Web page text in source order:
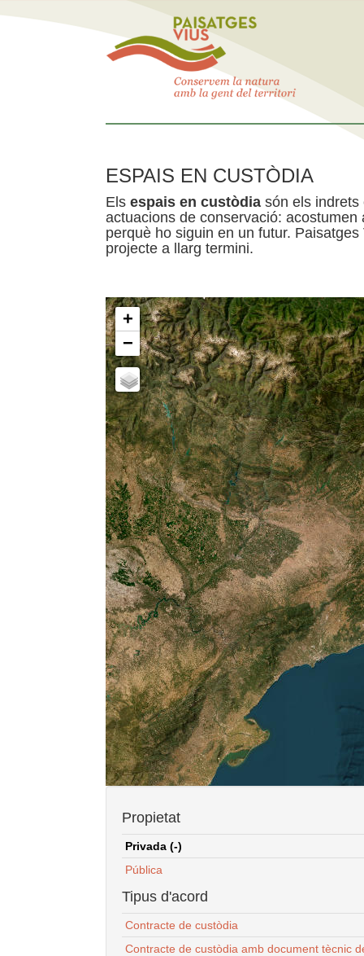
ESPAIS EN CUSTÒDIA
Els espais en custòdia són els indrets
actuacions de conservació:
perquè ho siguin en un futur.
projecte a llarg termini.
+
−
Propietat
Privada (-)
Pública
Tipus d'acord
Contracte de custòdia
Contracte de custòdia amb document tècnic